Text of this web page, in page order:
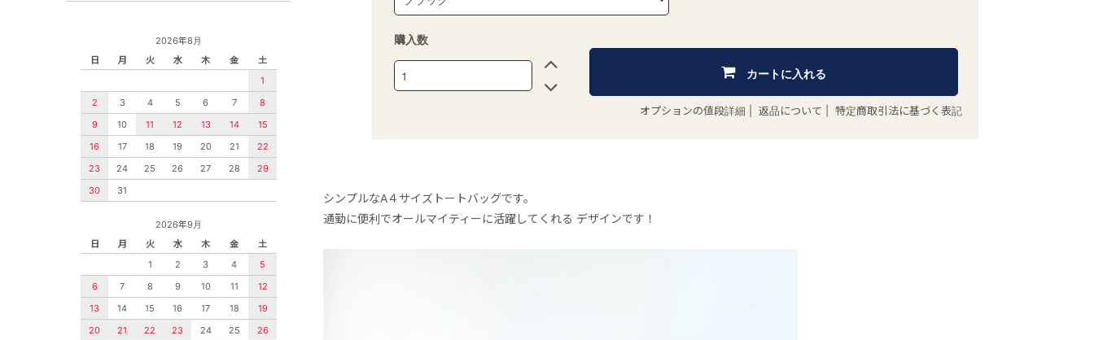
購入数
カートに入れる
オプションの値段詳細 返品について 特定商取引法に基づく表記
シンプルなA４サイズトートバッグです。
通勤に便利でオールマイティーに活躍してくれる デザインです！
2026年8月
日
月 火 水 木 金
土
1
2
3 4 5 6 7
8
9
10 11 12 13 14
15
16
17 18 19 20 21
22
23
24 25 26 27 28
29
30
31
2026年9月
日
月 火 水 木 金
土
1
2 3 4
5
6
7 8 9 10 11
12
13
14 15 16 17 18
19
20
21 22 23 24 25
26